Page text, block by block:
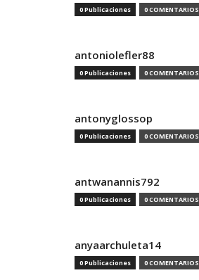
0 Publicaciones 0 COMENTARIOS
antoniolefler88
0 Publicaciones 0 COMENTARIOS
antonyglossop
0 Publicaciones 0 COMENTARIOS
antwanannis792
0 Publicaciones 0 COMENTARIOS
anyaarchuleta14
0 Publicaciones 0 COMENTARIOS